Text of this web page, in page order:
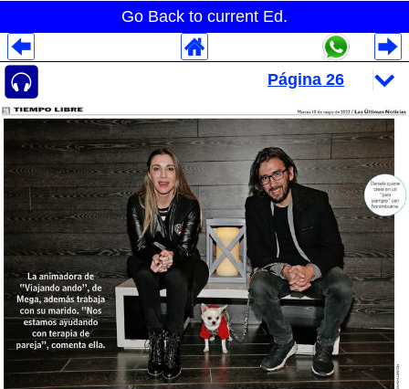
Go Back to current Ed.
Despliegues Analytics
Despliegues Totales
Despliegues por Rubros